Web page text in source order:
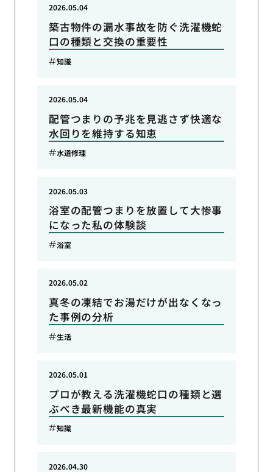
築古物件の漏水事故を防ぐ洗濯機蛇
口の種類と交換の重要性
2026.05.04
知識
配管つまりの予兆を見逃さず快適な
水回りを維持する知恵
2026.05.04
水道修理
浴室の配管つまりを放置して大惨事
になった私の体験談
2026.05.03
浴室
真冬の凍結でお湯だけが出なくなっ
た事例の分析
2026.05.02
生活
プロが教える洗濯機蛇口の種類と選
ぶべき最新機能の真実
2026.05.01
知識
2026.04.30